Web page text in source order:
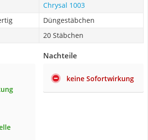
Chrysal 1003
Düngestäbchen
20 Stäbchen
Nachteile
keine Sofortwirkung